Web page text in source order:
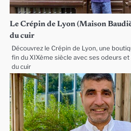
Le Crépin de Lyon (Maison
du cuir
Découvrez le Crépin de Lyon, une
fin du XIXème siècle avec ses odeurs
du cuir